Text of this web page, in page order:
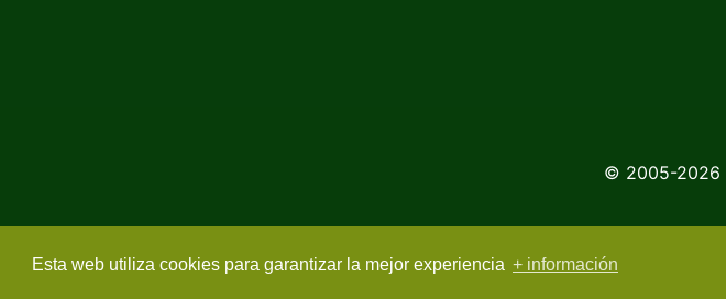
Esta web utiliza cookies para garantizar la mejor experiencia + información
© 2005-2026